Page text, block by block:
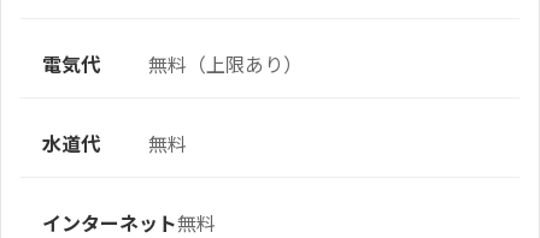
電気代 無料（上限あり）
水道代 無料
インターネット無料